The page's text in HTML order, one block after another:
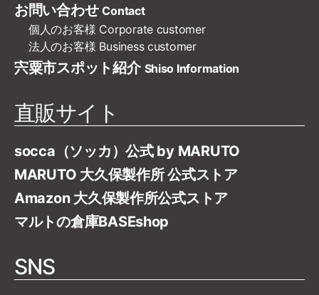
お問い合わせ Contact
個人のお客様 Corporate customer
法人のお客様 Business customer
宍粟市スポット紹介 Shiso Information
直販サイト
socca（ソッカ）公式 by MARUTO
MARUTO 大久保製作所 公式ストア
Amazon 大久保製作所公式ストア
マルトの倉庫BASEshop
SNS